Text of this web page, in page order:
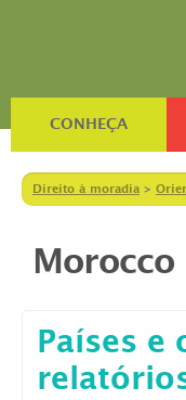
CONHEÇA
Direito à moradia >
Morocco
Países e